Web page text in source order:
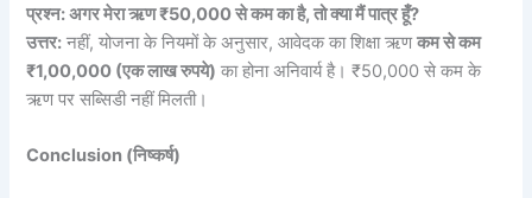
प्रश्न: अगर मेरा ऋण ₹50,000 से कम का है, तो क्या मैं पात्र हूँ?
उत्तर: नहीं, योजना के नियमों के अनुसार, आवेदक का शिक्षा ऋणकम से कम
₹1,00,000 (एक लाख रुपये) का होना अनिवार्य है। ₹50,000 से कम के
ऋण पर सब्सिडी नहीं मिलती।
Conclusion (निष्कर्ष)